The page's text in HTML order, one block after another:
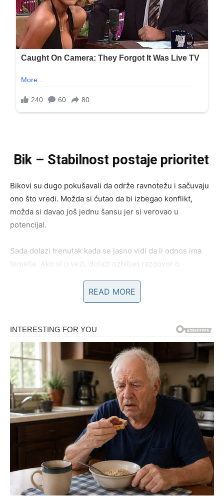
Bik – Stabilnost postaje prioritet
Bikovi su dugo pokušavali da održe ravnotežu i sačuvaju
ono što vredi. Možda si ćutao da bi izbegao konflikt,
možda si davao još jednu šansu jer si verovao u
potencijal.
Sada dolazi trenutak kada se jasno vidi da li odnos ima
temelje. Ako si u vezi, dolazi ozbiljan razgovor o
Ako si slobodan, pojavljuje se osoba koja nudi sigurnost i
stabilnost, bez igrica i nejasnih obećanja.
Razrešenje za Bika znači: biram ono što me smiruje, a ne
ono što me uznemirava.
Blizanci – Kraj sumnji i nagađanja
Blizanci su bili rastrzani između dve opcije, između
razuma i srca, između prošlosti i mogućeg novog
početka. U narednom periodu dolazi poruka ili susret koji
Ako si u vezi, razgovor koji si odlagao konačno se dešava
i donosi jasnoću. Ako si slobodan, neko iz prošlosti može
pokušati da se vrati – ali sada ti vidiš realnije nego ranije.
READ MORE